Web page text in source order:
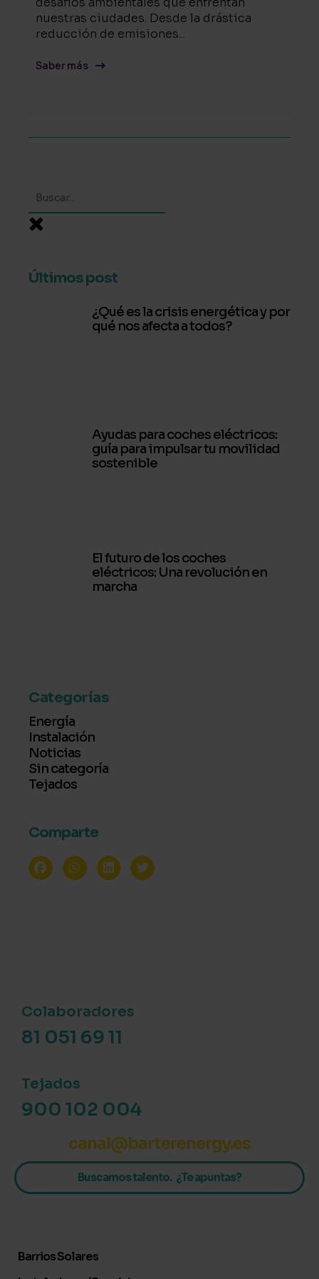
nuestras ciudades. Desde la drástica
reducción de emisiones...
Saber más
Últimos post
¿Qué es la crisis energética y por
qué nos afecta a todos?
Ayudas para coches eléctricos:
guía para impulsar tu movilidad
sostenible
El futuro de los coches
eléctricos: Una revolución en
marcha
Categorías
Energía
Instalación
Noticias
Sin categoría
Tejados
Comparte
Colaboradores
81 051 69 11
Tejados
900 102 004
canal@barterenergy.es
Buscamos talento. ¿Te apuntas?
Barrios Solares